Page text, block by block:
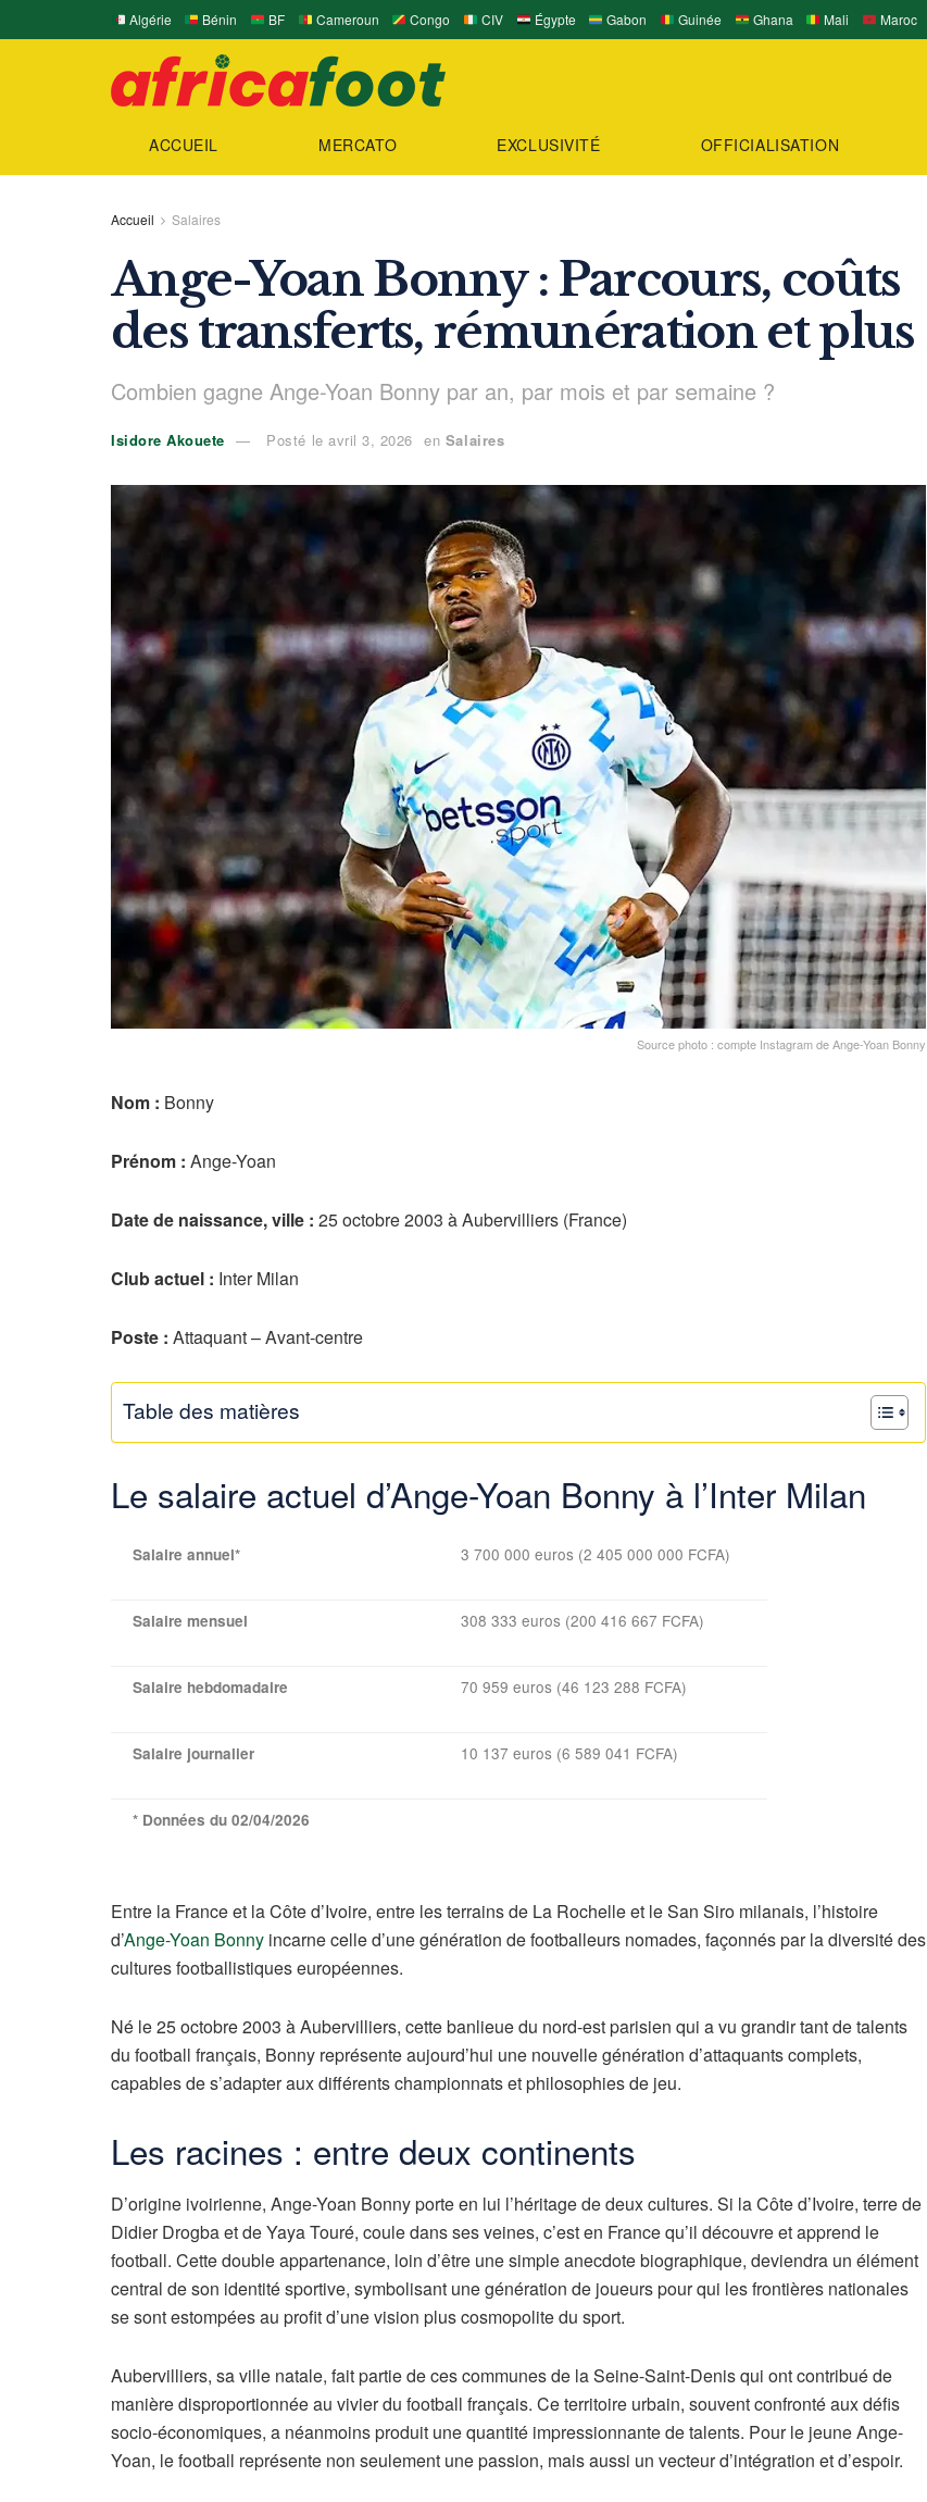
Algérie Bénin BF Cameroun Congo CIV Égypte Gabon Guinée Ghana Mali Maroc
ACCUEIL MERCATO EXCLUSIVITÉ OFFICIALISATION
Accueil Salaires
Ange-Yoan Bonny : Parcours, coûts
des transferts, rémunération et plus
Combien gagne Ange-Yoan Bonny par an, par mois et par semaine ?
Isidore Akouete Posté le avril 3, 2026 en Salaires
Source photo : compte Instagram de Ange-Yoan Bonny
Nom : Bonny
Prénom : Ange-Yoan
Date de naissance, ville : 25 octobre 2003 à Aubervilliers (France)
Club actuel : Inter Milan
Poste : Attaquant – Avant-centre
Table des matières
Le salaire actuel d’Ange-Yoan Bonny à l’Inter Milan
Salaire annuel* 3 700 000 euros (2 405 000 000 FCFA)
Salaire mensuel 308 333 euros (200 416 667 FCFA)
Salaire hebdomadaire 70 959 euros (46 123 288 FCFA)
Salaire journalier 10 137 euros (6 589 041 FCFA)
* Données du 02/04/2026
Entre la France et la Côte d’Ivoire, entre les terrains de La Rochelle et le San Siro milanais, l’histoire
d’Ange-Yoan Bonny incarne celle d’une génération de footballeurs nomades, façonnés par la diversité des
cultures footballistiques européennes.
Né le 25 octobre 2003 à Aubervilliers, cette banlieue du nord-est parisien qui a vu grandir tant de talents
du football français, Bonny représente aujourd’hui une nouvelle génération d’attaquants complets,
capables de s’adapter aux différents championnats et philosophies de jeu.
Les racines : entre deux continents
D’origine ivoirienne, Ange-Yoan Bonny porte en lui l’héritage de deux cultures. Si la Côte d’Ivoire, terre de
Didier Drogba et de Yaya Touré, coule dans ses veines, c’est en France qu’il découvre et apprend le
football. Cette double appartenance, loin d’être une simple anecdote biographique, deviendra un élément
central de son identité sportive, symbolisant une génération de joueurs pour qui les frontières nationales
se sont estompées au profit d’une vision plus cosmopolite du sport.
Aubervilliers, sa ville natale, fait partie de ces communes de la Seine-Saint-Denis qui ont contribué de
manière disproportionnée au vivier du football français. Ce territoire urbain, souvent confronté aux défis
socio-économiques, a néanmoins produit une quantité impressionnante de talents. Pour le jeune Ange-
Yoan, le football représente non seulement une passion, mais aussi un vecteur d’intégration et d’espoir.